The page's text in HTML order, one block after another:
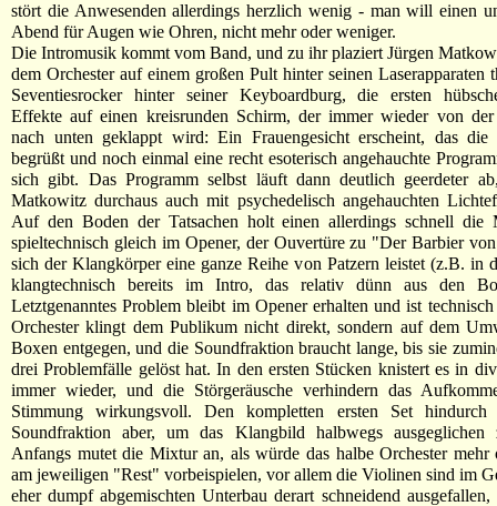
stört die Anwesenden allerdings herzlich wenig - man will einen
Abend für Augen wie Ohren, nicht mehr oder weniger.
Die Intromusik kommt vom Band, und zu ihr plaziert Jürgen
dem Orchester auf einem großen Pult hinter seinen Laserapparaten
Seventiesrocker hinter seiner Keyboardburg, die ersten
Effekte auf einen kreisrunden Schirm, der immer wieder von der
nach unten geklappt wird: Ein Frauengesicht erscheint, das die
begrüßt und noch einmal eine recht esoterisch angehauchte
sich gibt. Das Programm selbst läuft dann deutlich geerdeter
Matkowitz durchaus auch mit psychedelisch angehauchten
Auf den Boden der Tatsachen holt einen allerdings schnell die
spieltechnisch gleich im Opener, der Ouvertüre zu "Der Barbier
sich der Klangkörper eine ganze Reihe von Patzern leistet (z.B. in
klangtechnisch bereits im Intro, das relativ dünn aus den
Letztgenanntes Problem bleibt im Opener erhalten und ist
Orchester klingt dem Publikum nicht direkt, sondern auf dem
Boxen entgegen, und die Soundfraktion braucht lange, bis sie
drei Problemfälle gelöst hat. In den ersten Stücken knistert es in
immer wieder, und die Störgeräusche verhindern das
Stimmung wirkungsvoll. Den kompletten ersten Set hindurch
Soundfraktion aber, um das Klangbild halbwegs ausgeglichen
Anfangs mutet die Mixtur an, als würde das halbe Orchester mehr
am jeweiligen "Rest" vorbeispielen, vor allem die Violinen sind im
eher dumpf abgemischten Unterbau derart schneidend